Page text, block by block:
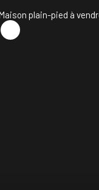
télétravail ou des
Système de chauffage